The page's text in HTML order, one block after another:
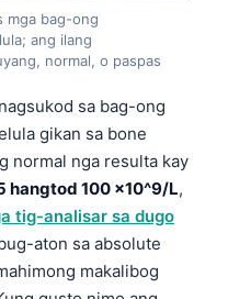
mga bag-ong
ang ilang
normal, o paspas
nagsukod sa bag-ong
gikan sa bone
normal nga resulta kay
hangtod 100 ×10^9/L,
tig-analisar sa dugo
aton sa absolute
makalibog